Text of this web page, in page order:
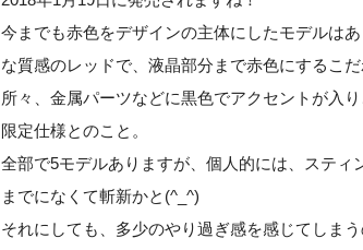
今までも赤色をデザインの主体にしたモデルは
な質感のレッドで、液晶部分まで赤色にするこだ
所々、金属パーツなどに黒色でアクセントが入
限定仕様とのこと。
全部で5モデルありますが、個人的には、ステ
までになくて斬新かと(^_^)
それにしても、多少のやり過ぎ感を感じてしま